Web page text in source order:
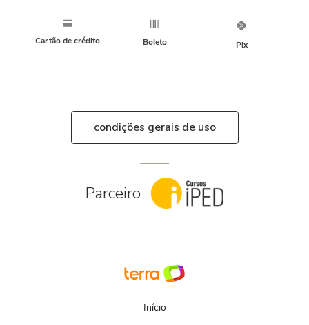
Cartão de crédito Boleto Pix
condições gerais de uso
Parceiro
Início